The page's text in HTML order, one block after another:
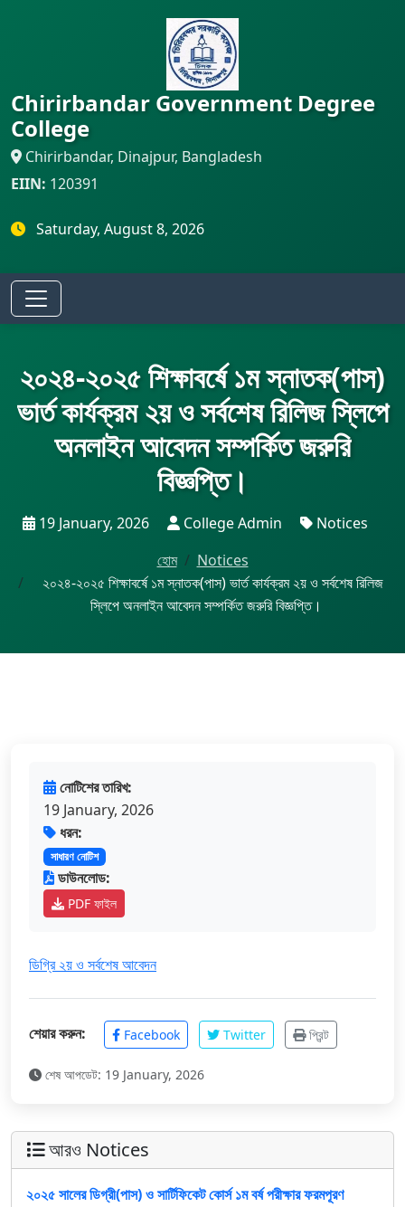
Chirirbandar Government Degree
College
Chirirbandar, Dinajpur, Bangladesh
EIIN: 120391
Saturday, August 8, 2026
২০২৪-২০২৫ শিক্ষাবর্ষে ১ম স্নাতক(পাস)
ভার্ত কার্যক্রম ২য় ও সর্বশেষ রিলিজ স্লিপে
অনলাইন আবেদন সম্পর্কিত জরুরি
বিজ্ঞপ্তি।
19 January, 2026 College Admin
Notices
হোম
Notices
২০২৪-২০২৫ শিক্ষাবর্ষে ১ম স্নাতক(পাস) ভার্ত কার্যক্রম ২য় ও সর্বশেষ রিলিজ
স্লিপে অনলাইন আবেদন সম্পর্কিত জরুরি বিজ্ঞপ্তি।
নোটিশের তারিখ:
19 January, 2026
ধরন:
সাধারণ নোটিশ
ডাউনলোড:
PDF ফাইল
ডিগ্রি ২য় ও সর্বশেষ আবেদন
শেয়ার করুন: Facebook Twitter প্রিন্ট
শেষ আপডেট: 19 January, 2026
আরও Notices
২০২৫ সালের ডিগ্রী(পাস) ও সার্টিফিকেট কোর্স ১ম বর্ষ পরীক্ষার ফরমপূরণ